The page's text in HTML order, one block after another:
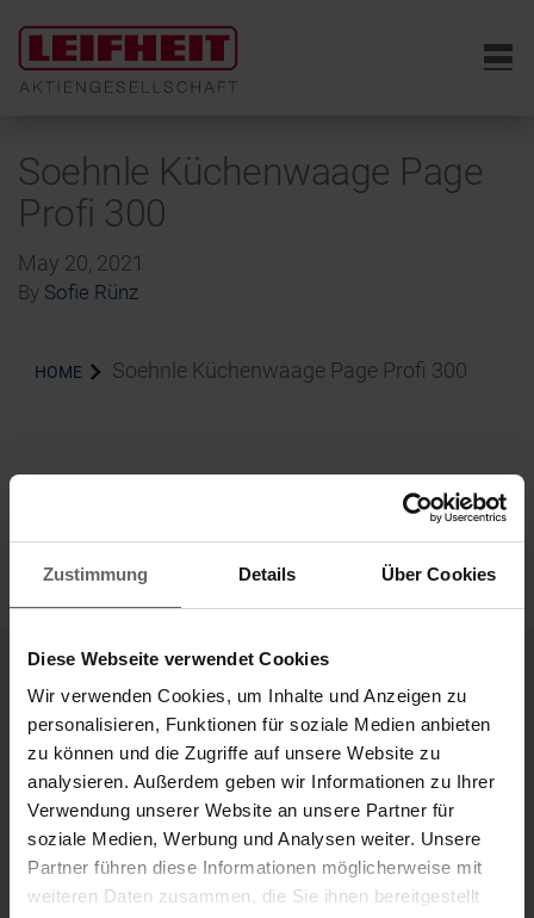
Zustimmung Details Über Cookies
Diese Webseite verwendet Cookies
Wir verwenden Cookies, um Inhalte und Anzeigen zu
personalisieren, Funktionen für soziale Medien anbieten
zu können und die Zugriffe auf unsere Website zu
analysieren. Außerdem geben wir Informationen zu Ihrer
Verwendung unserer Website an unsere Partner für
soziale Medien, Werbung und Analysen weiter. Unsere
Partner führen diese Informationen möglicherweise mit
weiteren Daten zusammen, die Sie ihnen bereitgestellt
6
Soehnle Küchenwaage Page
Profi 300
May 20, 2021
By Sofie Rünz
HOME Soehnle Küchenwaage Page Profi 300
Unternehmensbereiche
Unsere Marken
„Unsere Ideen, die dein Leben leichter machen.“
Marke Leifheit Marke Soehnle